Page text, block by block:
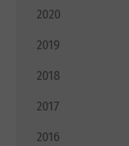
2020
2019
2018
2017
2016